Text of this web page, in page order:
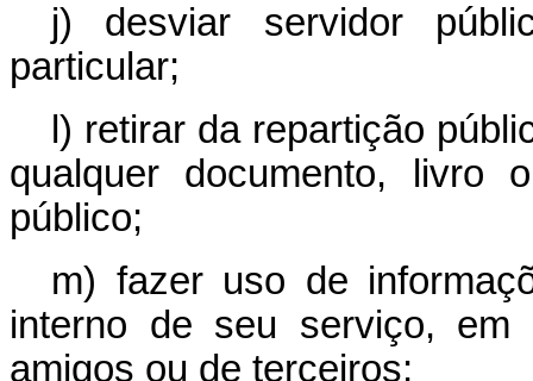
j) desviar servidor
particular;
l) retirar da repartição
qualquer documento, livro
público;
m) fazer uso de
interno de seu serviço, em
amigos ou de terceiros;